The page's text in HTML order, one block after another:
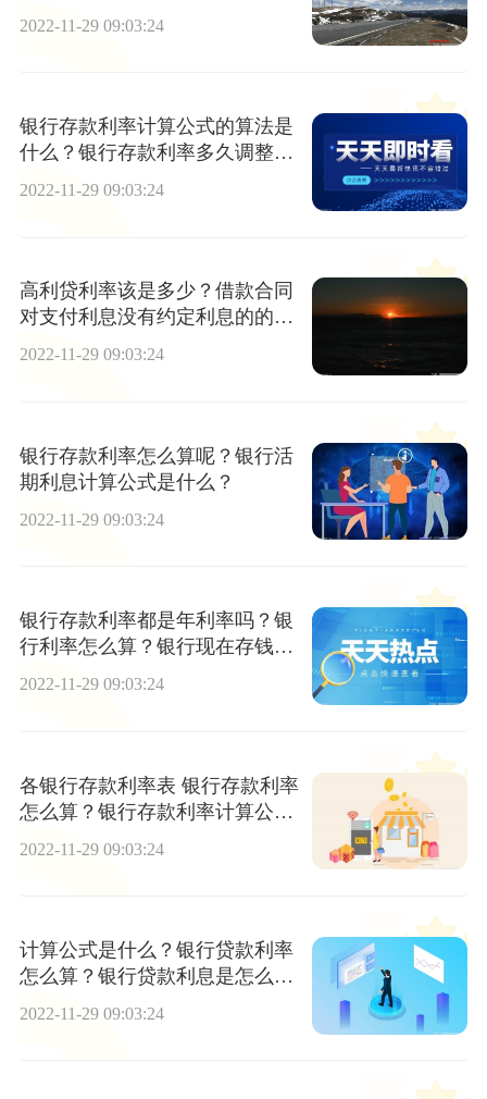
2022-11-29 09:03:24
银行存款利率计算公式的算法是
什么？银行存款利率多久调整一
次？
2022-11-29 09:03:24
高利贷利率该是多少？借款合同
对支付利息没有约定利息的的怎
么办？
2022-11-29 09:03:24
银行存款利率怎么算呢？银行活
期利息计算公式是什么？
2022-11-29 09:03:24
银行存款利率都是年利率吗？银
行利率怎么算？银行现在存钱靠
谱吗？
2022-11-29 09:03:24
各银行存款利率表 银行存款利率
怎么算？银行存款利率计算公式
2022-11-29 09:03:24
计算公式是什么？银行贷款利率
怎么算？银行贷款利息是怎么算
2022-11-29 09:03:24